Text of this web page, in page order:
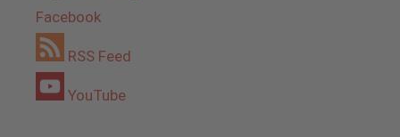
Facebook
RSS Feed
YouTube